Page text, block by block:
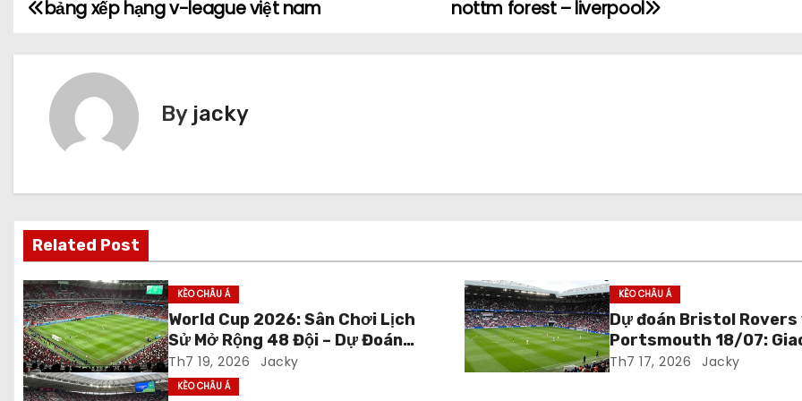
Đ
i
ư
ớ
n
g
b
à
nottm forest – liverpool
bảng xếp hạng v-league việt nam
By jacky
Related Post
KÈO CHÂU Á
World Cup 2026: Sân Chơi Lịch
Sử Mở Rộng 48 Đội – Dự Đoán
Trước Giờ Khai Mạc
Th7 19, 2026 Jacky
KÈO CHÂU Á
Dự đoán Bristol Rovers
Portsmouth 18/07:
chuẩn bị mùa giải
Th7 17, 2026 Jacky
KÈO CHÂU Á